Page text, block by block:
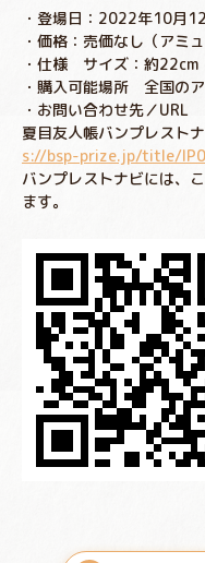
・登場日：2022年10月
・価格：売価なし（アミ
・仕様 サイズ：約
・購入可能場所 全国の
・お問い合わせ先／URL
夏目友人帳バンプレスト
s://bsp-prize.jp/title/
バンプレストナビには、
ます。